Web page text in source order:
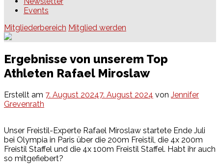
Events
Mitgliederbereich Mitglied werden
Ergebnisse von unserem Top
Athleten Rafael Miroslaw
Erstellt am 7. August 20247. August 2024 von Jennifer
Grevenrath
Unser Freistil-Experte Rafael Miroslaw startete Ende Juli
bei Olympia in Paris über die 200m Freistil, die 4x 200m
Freistil Staffel und die 4x 100m Freistil Staffel. Habt ihr auch
so mitgefiebert?